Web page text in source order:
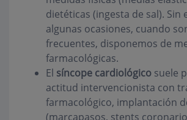
dietéticas (ingesta de sal). Sin
algunas ocasiones, cuando
frecuentes, disponemos de
farmacológicas.
El síncope cardiológico suele
actitud intervencionista con
farmacológico, implantación
(marcapasos, stents